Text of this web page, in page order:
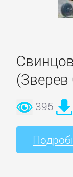
(Зверев
395
Железо
прочее